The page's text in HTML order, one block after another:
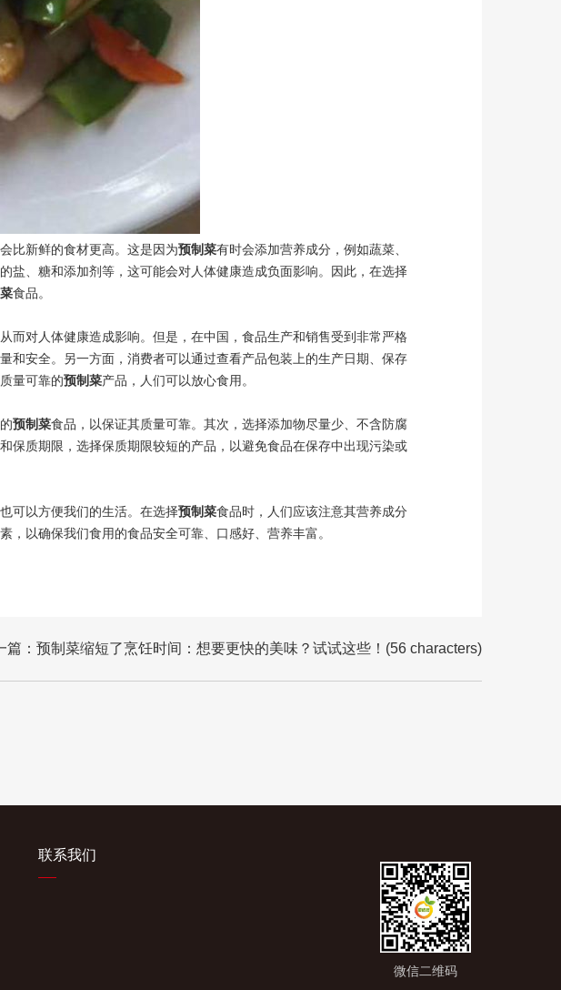
比新鲜的食材更高。这是因为预制菜有时会添加营养成分，例如蔬菜、
盐、糖和添加剂等，这可能会对人体健康造成负面影响。因此，在选择
食品。
而对人体健康造成影响。但是，在中国，食品生产和销售受到非常严格
和安全。另一方面，消费者可以通过查看产品包装上的生产日期、保存
量可靠的预制菜产品，人们可以放心食用。
预制菜食品，以保证其质量可靠。其次，选择添加物尽量少、不含防腐
保质期限，选择保质期限较短的产品，以避免食品在保存中出现污染或
可以方便我们的生活。在选择预制菜食品时，人们应该注意其营养成分
以确保我们食用的食品安全可靠、口感好、营养丰富。
篇： 预制菜缩短了烹饪时间：想要更快的美味？试试这些！(56 characters)
联系我们
微信二维码